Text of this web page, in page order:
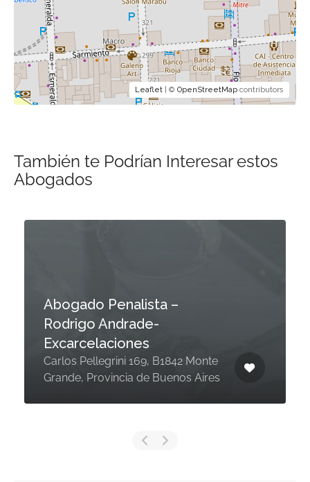
Leaflet | © OpenStreetMap contributors
También te Podrían Interesar estos
Abogados
Abogado Penalista –
Rodrigo Andrade-
Excarcelaciones
Carlos Pellegrini 169, B1842 Monte
Grande, Provincia de Buenos Aires